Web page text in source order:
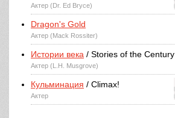
Актер (Dr. Ed Bryce)
Dragon's Gold
Актер (Mack Rossiter)
Истории века / Stories of the Century
Актер (L.H. Musgrove)
Кульминация / Climax!
Актер